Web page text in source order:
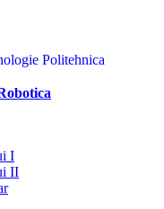
Politehnica
I
II